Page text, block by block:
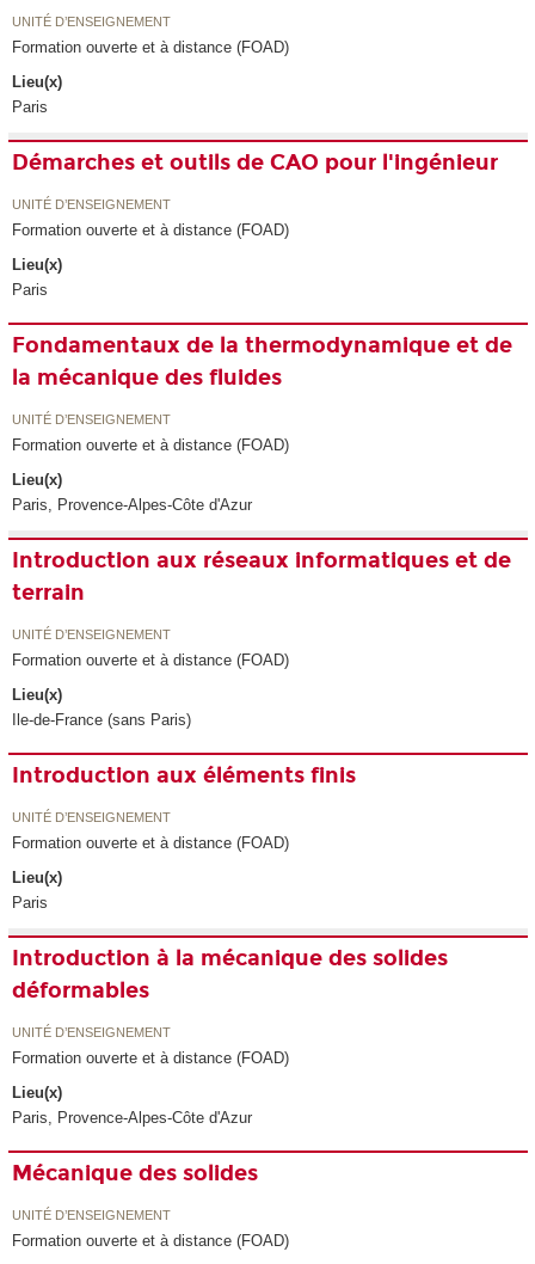
UNITÉ D’ENSEIGNEMENT
Formation ouverte et à distance (FOAD)
Lieu(x)
Paris
Démarches et outils de CAO pour l'ingénieur
UNITÉ D’ENSEIGNEMENT
Formation ouverte et à distance (FOAD)
Lieu(x)
Paris
Fondamentaux de la thermodynamique et de
la mécanique des fluides
UNITÉ D’ENSEIGNEMENT
Formation ouverte et à distance (FOAD)
Lieu(x)
Paris, Provence-Alpes-Côte d'Azur
Introduction aux réseaux informatiques et de
terrain
UNITÉ D’ENSEIGNEMENT
Formation ouverte et à distance (FOAD)
Lieu(x)
Ile-de-France (sans Paris)
Introduction aux éléments finis
UNITÉ D’ENSEIGNEMENT
Formation ouverte et à distance (FOAD)
Lieu(x)
Paris
Introduction à la mécanique des solides
déformables
UNITÉ D’ENSEIGNEMENT
Formation ouverte et à distance (FOAD)
Lieu(x)
Paris, Provence-Alpes-Côte d'Azur
Mécanique des solides
UNITÉ D’ENSEIGNEMENT
Formation ouverte et à distance (FOAD)